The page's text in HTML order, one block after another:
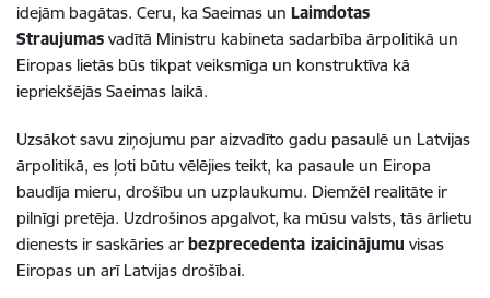
idejām bagātas. Ceru, ka Saeimas un Laimdotas
Straujumas vadītā Ministru kabineta sadarbība ārpolitikā un
Eiropas lietās būs tikpat veiksmīga un konstruktīva kā
iepriekšējās Saeimas laikā.
Uzsākot savu ziņojumu par aizvadīto gadu pasaulē un Latvijas
ārpolitikā, es ļoti būtu vēlējies teikt, ka pasaule un Eiropa
baudīja mieru, drošību un uzplaukumu. Diemžēl realitāte ir
pilnīgi pretēja. Uzdrošinos apgalvot, ka mūsu valsts, tās ārlietu
dienests ir saskāries ar bezprecedenta izaicinājumu visas
Eiropas un arī Latvijas drošībai.